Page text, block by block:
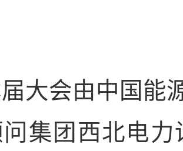
会由中国能源
集团西北电